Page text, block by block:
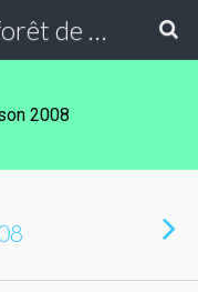
Vénerie du cerf en forêt de Compiègne
2008